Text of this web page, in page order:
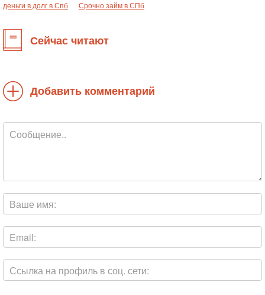
деньги в долг в Спб Срочно займ в СПб
Сейчас читают
Добавить комментарий